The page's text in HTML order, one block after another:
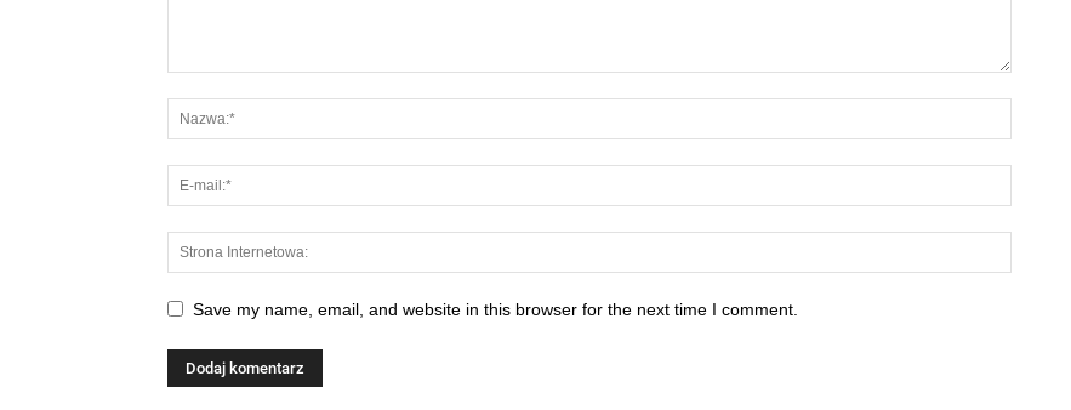
Save my name, email, and website in this browser for the next time I comment.